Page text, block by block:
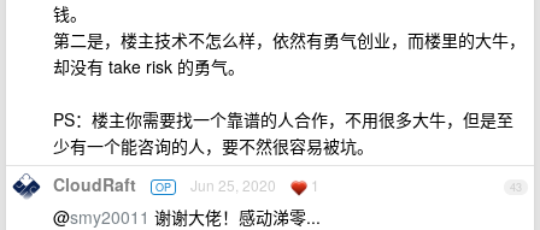
钱。
第二是，楼主技术不怎么样，依然有勇气创业，而楼里的大牛，
却没有 take risk 的勇气。
PS：楼主你需要找一个靠谱的人合作，不用很多大牛，但是至
少有一个能咨询的人，要不然很容易被坑。
43
CloudRaft OP Jun 25, 2020 1
@smy20011 谢谢大佬！感动涕零...